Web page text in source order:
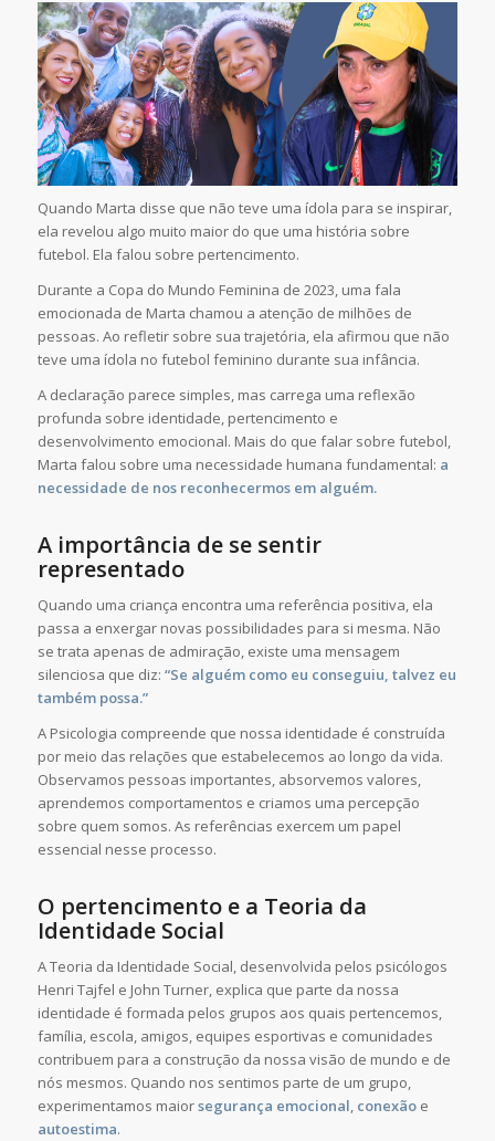
Quando Marta disse que não teve uma ídola para se inspirar,
ela revelou algo muito maior do que uma história sobre
futebol. Ela falou sobre pertencimento.
Durante a Copa do Mundo Feminina de 2023, uma fala
emocionada de Marta chamou a atenção de milhões de
pessoas. Ao refletir sobre sua trajetória, ela afirmou que não
teve uma ídola no futebol feminino durante sua infância.
A declaração parece simples, mas carrega uma reflexão
profunda sobre identidade, pertencimento e
desenvolvimento emocional. Mais do que falar sobre futebol,
Marta falou sobre uma necessidade humana fundamental: a
necessidade de nos reconhecermos em alguém.
A importância de se sentir
representado
Quando uma criança encontra uma referência positiva, ela
passa a enxergar novas possibilidades para si mesma. Não
se trata apenas de admiração, existe uma mensagem
silenciosa que diz: “Se alguém como eu conseguiu, talvez eu
também possa.”
A Psicologia compreende que nossa identidade é construída
por meio das relações que estabelecemos ao longo da vida.
Observamos pessoas importantes, absorvemos valores,
aprendemos comportamentos e criamos uma percepção
sobre quem somos. As referências exercem um papel
essencial nesse processo.
O pertencimento e a Teoria da
Identidade Social
A Teoria da Identidade Social, desenvolvida pelos psicólogos
Henri Tajfel e John Turner, explica que parte da nossa
identidade é formada pelos grupos aos quais pertencemos,
família, escola, amigos, equipes esportivas e comunidades
contribuem para a construção da nossa visão de mundo e de
nós mesmos. Quando nos sentimos parte de um grupo,
experimentamos maiorsegurança emocional, conexãoe
autoestima.